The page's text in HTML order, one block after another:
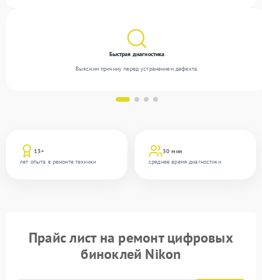
13+
лет опыта в ремонте техники
30 мин
среднее время диагностики
Быстрая диагностика
Выясним причину перед устранением дефекта.
Прайс лист на ремонт цифровых
биноклей Nikon